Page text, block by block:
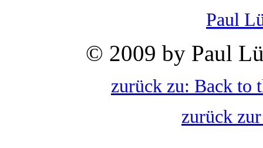
Paul
© 2009 by Paul
zurück zu: Back to
zurück